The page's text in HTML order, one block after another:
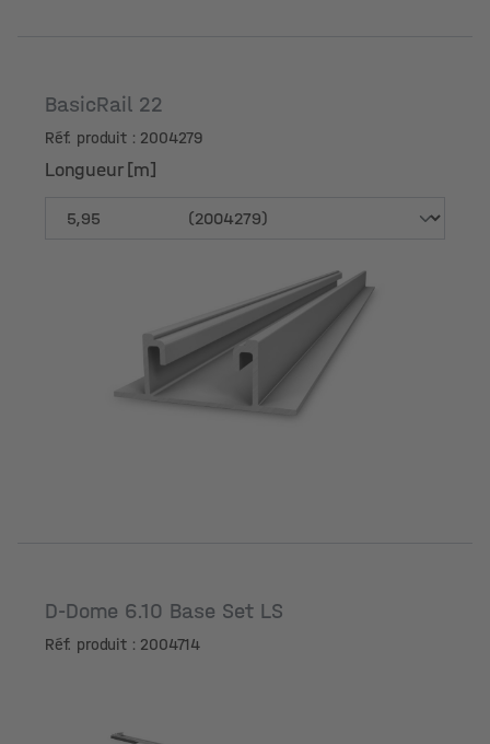
BasicRail 22
Réf. produit : 2004279
Longueur [m]
Longueur [m]
D-Dome 6.10 Base Set LS
Réf. produit : 2004714